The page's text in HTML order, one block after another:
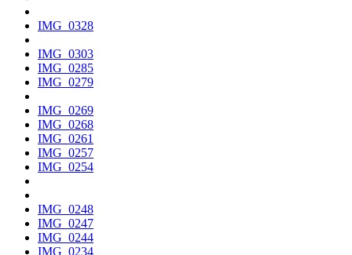
IMG_0328
IMG_0303
IMG_0285
IMG_0279
IMG_0269
IMG_0268
IMG_0261
IMG_0257
IMG_0254
IMG_0248
IMG_0247
IMG_0244
IMG_0234